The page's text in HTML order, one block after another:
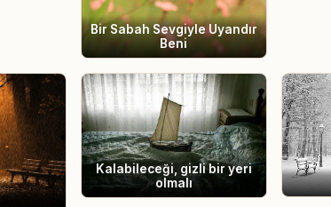
Bir Sabah Sevgiyle Uyandır
Beni
Kalabileceği, gizli bir yeri
olmalı